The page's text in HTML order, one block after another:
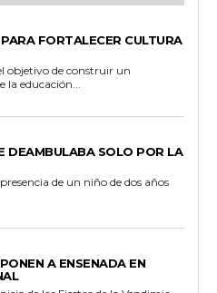
FORTALECER CULTURA
educación...
DEAMBULABA SOLO POR LA
A ENSENADA EN